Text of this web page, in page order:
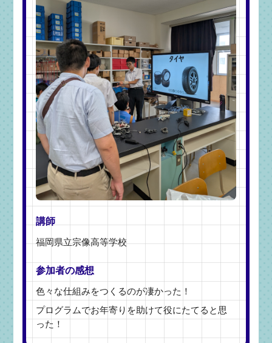
講師
福岡県立宗像高等学校
参加者の感想
色々な仕組みをつくるのが凄かった！
プログラムでお年寄りを助けて役にたてると思
った！